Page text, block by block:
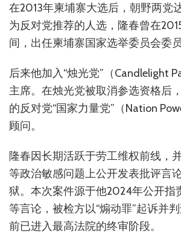
在2013年柬埔寨大选后，朝野两党
为反对党推荐的人选，隆春曾在
间，出任柬埔寨国家选举委员会委员
后来他加入“烛光党”（Candlelight
主席。在烛光党被取消参选资格后
的反对党“国家力量党”（Nation
顾问。
隆春因长期活跃于劳工维权前线，
等政治敏感问题上公开发表批评言
狱。本次案件源于他2024年公开指
等言论，被检方以“煽动罪”起诉并
前已进入最高法院的终审阶段。